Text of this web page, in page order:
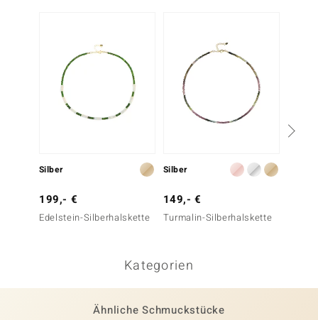
Silber
199,- €
Edelstein-Silberhalskette
Silber
149,- €
Turmalin-Silberhalskette
Kategorien
Ähnliche Schmuckstücke